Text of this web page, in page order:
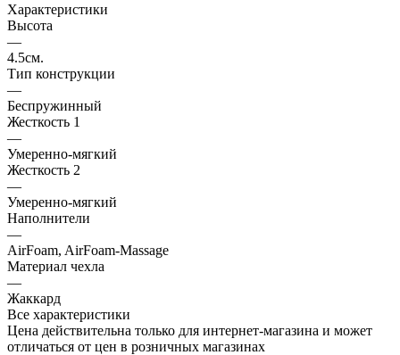
Характеристики
Высота
—
4.5см.
Тип конструкции
—
Беспружинный
Жесткость 1
—
Умеренно-мягкий
Жесткость 2
—
Умеренно-мягкий
Наполнители
—
AirFoam, AirFoam-Massage
Материал чехла
—
Жаккард
Все характеристики
Цена действительна только для интернет-магазина и может
отличаться от цен в розничных магазинах